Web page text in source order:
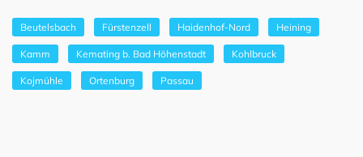
Beutelsbach Fürstenzell Haidenhof-Nord Heining
Kamm Kemating b. Bad Höhenstadt Kohlbruck
Kojmühle Ortenburg Passau